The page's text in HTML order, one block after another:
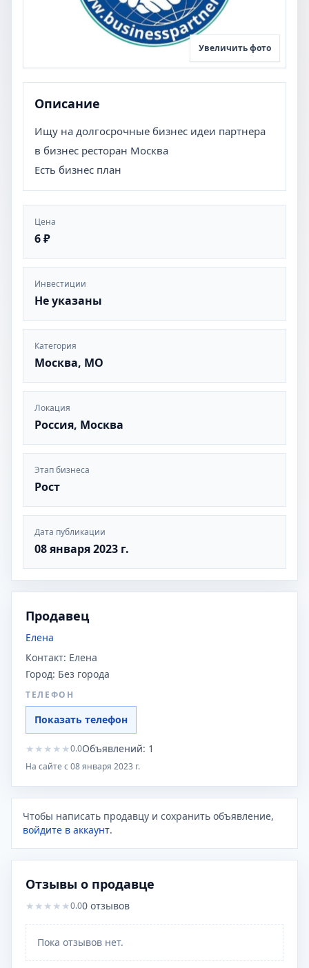
Увеличить фото
Описание
Ищу на долгосрочные бизнес идеи партнера
в бизнес ресторан Москва
Есть бизнес план
Цена
6 ₽
Инвестиции
Не указаны
Категория
Москва, МО
Локация
Россия, Москва
Этап бизнеса
Рост
Дата публикации
08 января 2023 г.
Продавец
Елена
Контакт: Елена
Город: Без города
ТЕЛЕФОН
Показать телефон
★ ★ ★ ★ ★0.0Объявлений: 1
На сайте с08 января 2023 г.
Чтобы написать продавцу и сохранить объявление,
войдите в аккаунт.
Отзывы о продавце
★ ★ ★ ★ ★0.00 отзывов
Пока отзывов нет.